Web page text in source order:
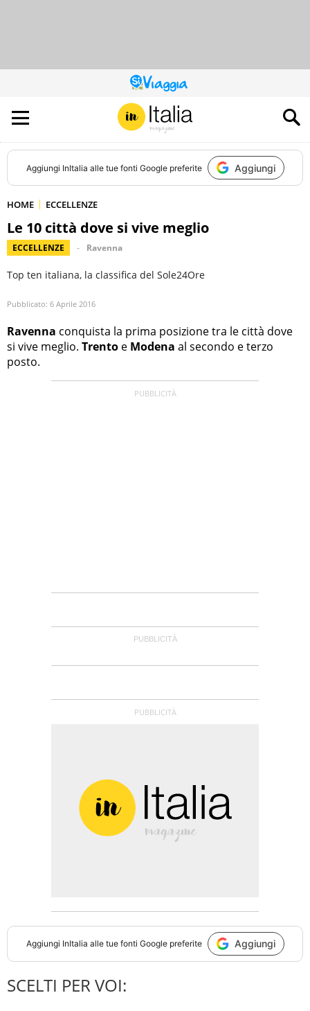
QUESTO
SITO
CONTRIBUISCE
ALL’AUDIENCE
DI
Aggiungi InItalia alle tue fonti Google preferite Aggiungi
HOME ECCELLENZE
Le 10 città dove si vive meglio
ECCELLENZE Ravenna
Top ten italiana, la classifica del Sole24Ore
Pubblicato: 6 Aprile 2016
Ravenna conquista la prima posizione tra le città dove
si vive meglio. Trento e Modena al secondo e terzo
posto.
Aggiungi InItalia alle tue fonti Google preferite Aggiungi
SCELTI PER VOI: